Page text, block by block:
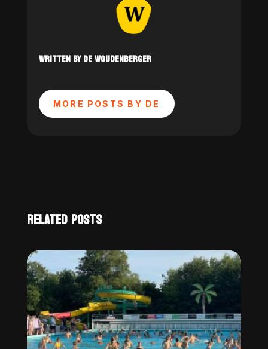
WRITTEN BY DE WOUDENBERGER
MORE POSTS BY DE
RELATED POSTS